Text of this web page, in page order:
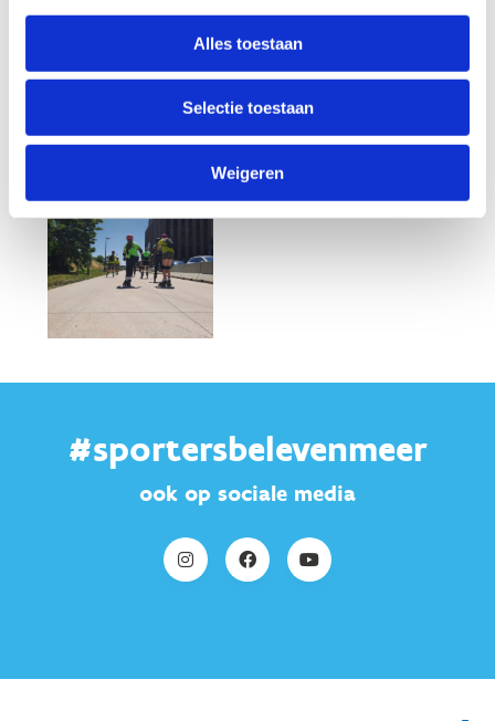
Alles toestaan
Selectie toestaan
Weigeren
#sportersbelevenmeer
ook op sociale media